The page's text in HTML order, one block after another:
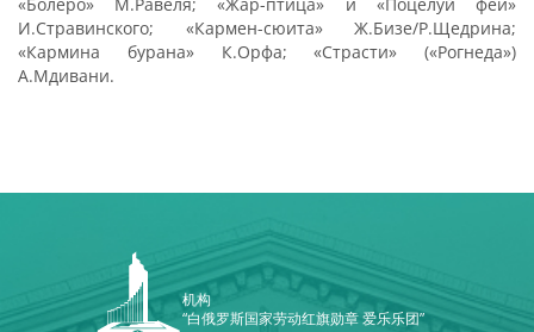
И.Стравинского; «Кармен-сюита» Ж.Бизе/Р.Щедрина;
«Кармина бурана» К.Орфа; «Страсти» («Рогнеда»)
А.Мдивани.
机构
“白俄罗斯国家劳动红旗勋章 爱乐乐团”